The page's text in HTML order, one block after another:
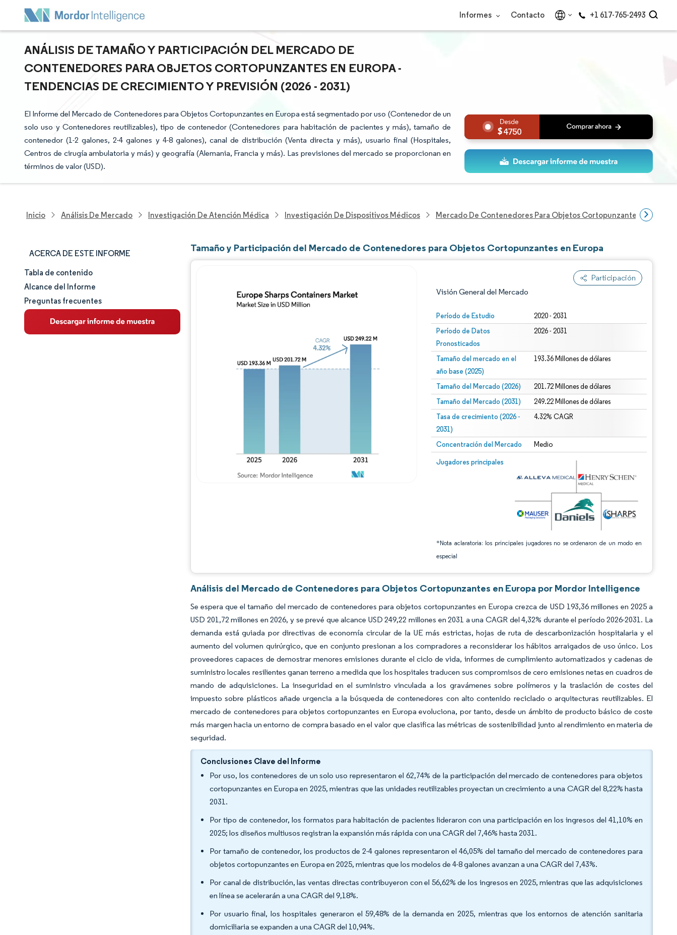
Informes Contacto +1 617-765-2493
ANÁLISIS DE TAMAÑO Y PARTICIPACIÓN DEL MERCADO DE
CONTENEDORES PARA OBJETOS CORTOPUNZANTES EN EUROPA -
TENDENCIAS DE CRECIMIENTO Y PREVISIÓN (2026 - 2031)
El Informe del Mercado de Contenedores para Objetos Cortopunzantes en Europa está segmentado por uso (Contenedor de un
solo uso y Contenedores reutilizables), tipo de contenedor (Contenedores para habitación de pacientes y más), tamaño de
contenedor (1-2 galones, 2-4 galones y 4-8 galones), canal de distribución (Venta directa y más), usuario final (Hospitales,
Centros de cirugía ambulatoria y más) y geografía (Alemania, Francia y más). Las previsiones del mercado se proporcionan en
términos de valor (USD).
4750
Inicio Análisis De Mercado Investigación De Atención Médica Investigación De Dispositivos Médicos Mercado De Contenedores Para Objetos Cortopunzantes En
ACERCA DE ESTE INFORME
Tamaño y cuota de mercado
Análisis de mercado
Tendencias e ideas
Tabla de contenido
Alcance del Informe
Preguntas frecuentes
Tamaño y Participación del Mercado de Contenedores para Objetos Cortopunzantes en Europa
Participación
Visión General del Mercado
Período de Estudio 2020 - 2031
Período de Datos
Pronosticados
2026 - 2031
Tamaño del mercado en el
año base (2025)
193.36 Millones de dólares
Tamaño del Mercado (2026) 201.72 Millones de dólares
Tamaño del Mercado (2031) 249.22 Millones de dólares
Tasa de crecimiento (2026 -
2031)
4.32% CAGR
Concentración del Mercado Medio
Jugadores principales
*Nota aclaratoria: los principales jugadores no se ordenaron de un modo en
especial
Imagen © Mordor Intelligence. El uso requiere atribución según CC BY 4.0.
Imagen © Mordor Intelligence. El uso requiere atribución según CC BY 4.0.
Análisis del Mercado de Contenedores para Objetos Cortopunzantes en Europa por Mordor Intelligence
Se espera que el tamaño del mercado de contenedores para objetos cortopunzantes en Europa crezca de USD 193,36 millones en 2025 a
USD 201,72 millones en 2026, y se prevé que alcance USD 249,22 millones en 2031 a una CAGR del 4,32% durante el período 2026-2031. La
demanda está guiada por directivas de economía circular de la UE más estrictas, hojas de ruta de descarbonización hospitalaria y el
aumento del volumen quirúrgico, que en conjunto presionan a los compradores a reconsiderar los hábitos arraigados de uso único. Los
proveedores capaces de demostrar menores emisiones durante el ciclo de vida, informes de cumplimiento automatizados y cadenas de
suministro locales resilientes ganan terreno a medida que los hospitales traducen sus compromisos de cero emisiones netas en cuadros de
mando de adquisiciones. La inseguridad en el suministro vinculada a los gravámenes sobre polímeros y la traslación de costes del
impuesto sobre plásticos añade urgencia a la búsqueda de contenedores con alto contenido reciclado o arquitecturas reutilizables. El
mercado de contenedores para objetos cortopunzantes en Europa evoluciona, por tanto, desde un ámbito de producto básico de coste
más margen hacia un entorno de compra basado en el valor que clasifica las métricas de sostenibilidad junto al rendimiento en materia de
seguridad.
Conclusiones Clave del Informe
Por uso, los contenedores de un solo uso representaron el 62,74% de la participación del mercado de contenedores para objetos
cortopunzantes en Europa en 2025, mientras que las unidades reutilizables proyectan un crecimiento a una CAGR del 8,22% hasta
2031.
Por tipo de contenedor, los formatos para habitación de pacientes lideraron con una participación en los ingresos del 41,10% en
2025; los diseños multiusos registran la expansión más rápida con una CAGR del 7,46% hasta 2031.
Por tamaño de contenedor, los productos de 2-4 galones representaron el 46,05% del tamaño del mercado de contenedores para
objetos cortopunzantes en Europa en 2025, mientras que los modelos de 4-8 galones avanzan a una CAGR del 7,43%.
Por canal de distribución, las ventas directas contribuyeron con el 56,62% de los ingresos en 2025, mientras que las adquisiciones
en línea se acelerarán a una CAGR del 9,18%.
Por usuario final, los hospitales generaron el 59,48% de la demanda en 2025, mientras que los entornos de atención sanitaria
domiciliaria se expanden a una CAGR del 10,94%.